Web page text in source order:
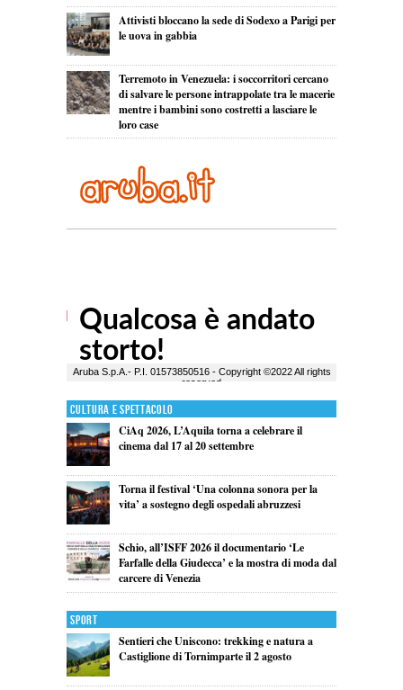
Attivisti bloccano la sede di Sodexo a Parigi per
le uova in gabbia
Terremoto in Venezuela: i soccorritori cercano
di salvare le persone intrappolate tra le macerie
mentre i bambini sono costretti a lasciare le
loro case
Cultura e Spettacolo
CiAq 2026, L’Aquila torna a celebrare il
cinema dal 17 al 20 settembre
Torna il festival ‘Una colonna sonora per la
vita’ a sostegno degli ospedali abruzzesi
Schio, all’ISFF 2026 il documentario ‘Le
Farfalle della Giudecca’ e la mostra di moda dal
carcere di Venezia
Sport
Sentieri che Uniscono: trekking e natura a
Castiglione di Tornimparte il 2 agosto